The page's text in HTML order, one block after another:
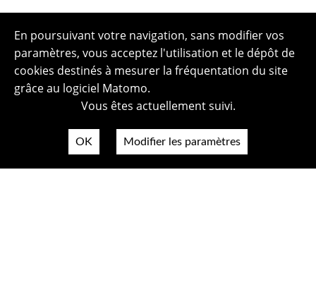
En poursuivant votre navigation, sans modifier vos
paramètres, vous acceptez l'utilisation et le dépôt de
cookies destinés à mesurer la fréquentation du site
grâce au logiciel Matomo.
Vous êtes actuellement suivi.
OK Modifier les paramètres